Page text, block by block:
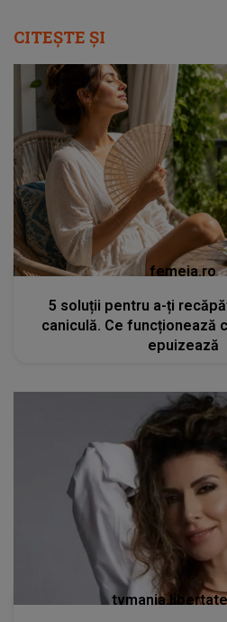
CITEȘTE ȘI
femeia.ro
5 soluții pentru a-ți
caniculă. Ce funcționează
epuizează